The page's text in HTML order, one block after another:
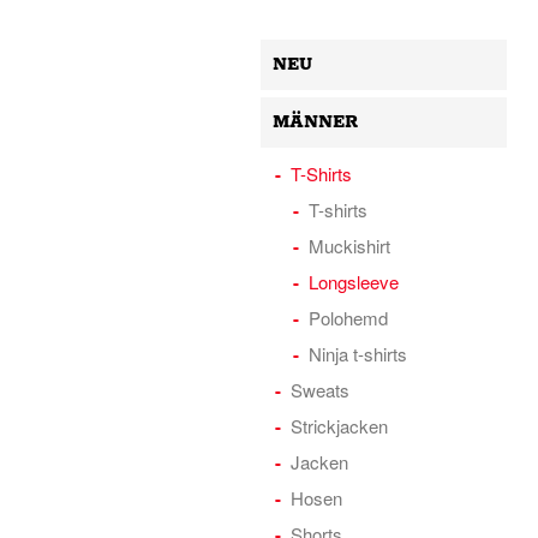
NEU
MÄNNER
T-Shirts
T-shirts
Muckishirt
Longsleeve
Polohemd
Ninja t-shirts
Sweats
Strickjacken
Jacken
Hosen